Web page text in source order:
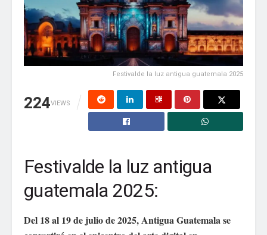
Web
Guarda mi nombre, correo electrónico y web en
Festivalde la luz antigua guatemala 2025
224VIEWS
Festivalde la luz antigua
guatemala 2025:
Del 18 al 19 de julio de 2025, Antigua Guatemala se